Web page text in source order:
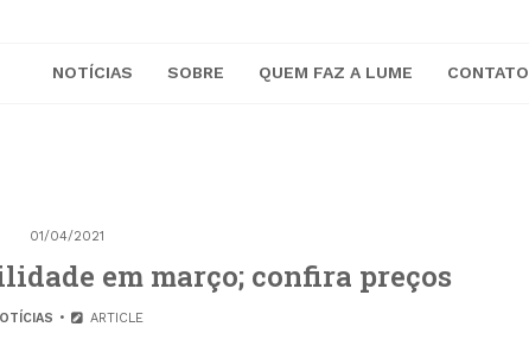
NOTÍCIAS SOBRE QUEM FAZ A LUME CONTATO
01/04/2021
em março; confira preços
ARTICLE